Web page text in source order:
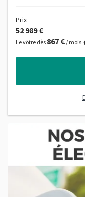
Prix
52 989 €
Le vôtre dès 867 € / mois